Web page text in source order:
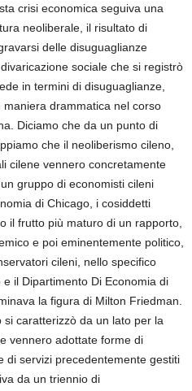
crisi economica seguiva una
neoliberale, il risultato di
delle disuguaglianze
sociale che si registrò
in termini di disuguaglianze,
drammatica nel corso
Diciamo che da un punto di
che il neoliberismo cileno,
cilene vennero concretamente
gruppo di economisti cileni
di Chicago, i cosiddetti
il frutto più maturo di un rapporto,
e poi eminentemente politico,
cileni, nello specifico
e il Dipartimento Di Economia di
la figura di Milton Friedman.
si caratterizzò da un lato per la
vennero adottate forme di
di servizi precedentemente gestiti
da un triennio di